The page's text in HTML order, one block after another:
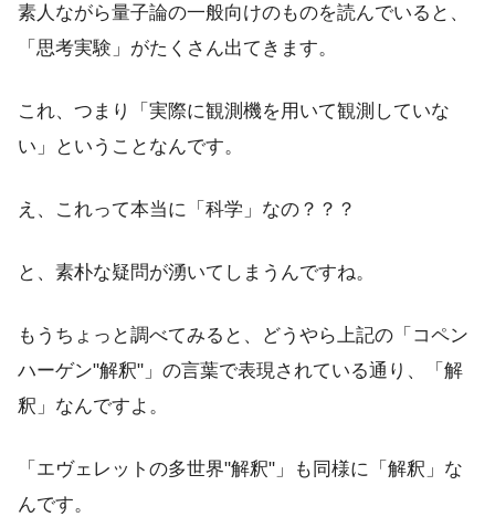
素人ながら量子論の一般向けのものを読んでいると、
「思考実験」がたくさん出てきます。
これ、つまり「実際に観測機を用いて観測していな
い」ということなんです。
え、これって本当に「科学」なの？？？
と、素朴な疑問が湧いてしまうんですね。
もうちょっと調べてみると、どうやら上記の「コペン
ハーゲン"解釈"」の言葉で表現されている通り、「解
釈」なんですよ。
「エヴェレットの多世界"解釈"」も同様に「解釈」な
んです。